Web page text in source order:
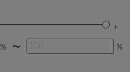
% 〜 %